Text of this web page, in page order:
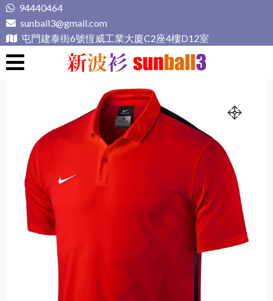
Skip
to
content
94440464
sunball3@gmail.com
屯門建泰街6號恆威工業大廈C2座4樓D12室
新波衫 sunball3